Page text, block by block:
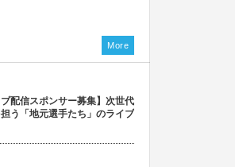
ブ配信スポンサー募集】次世代
う「地元選手たち」のライブ
More